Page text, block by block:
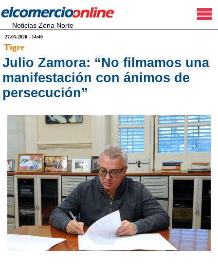
Noticias Zona Norte
27.05.2020 - 14:40
Tigre
Julio Zamora: “No filmamos una
manifestación con ánimos de
persecución”